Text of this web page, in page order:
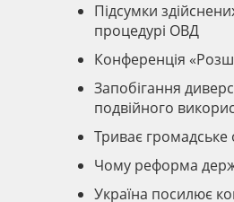
Підсумки
процедурі ОВД
Конференція
Запобігання
подвійного
Триває громадське
Чому реформа
Україна посилює